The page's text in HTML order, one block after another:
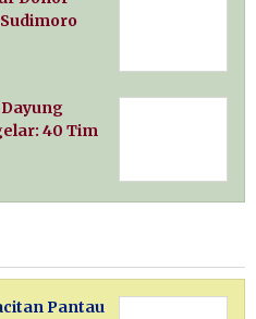
40 Tim
Pantau